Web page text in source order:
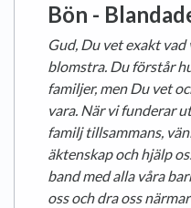
Bön -
Gud, Du vet exakt
blomstra. Du förstår
familjer, men Du vet
vara. När vi funderar
familj tillsammans,
äktenskap och hjälp
band med alla våra
oss och dra oss